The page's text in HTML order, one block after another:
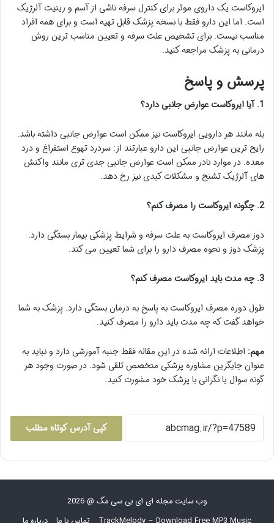
ایروکاست یک داروی موثر برای کنترل سرفه ناشی از آسم و رینیت آلرژیک
است. اما این دارو فقط با نسخه پزشک قابل تهیه است و برای همه افراد
مناسب نیست. برای تشخیص علت سرفه و تعیین مناسب ترین روش
درمانی به پزشک مراجعه کنید.
پرسش و پاسخ
1. آیا ایروکاست عوارض جانبی دارد؟
بله مانند هر دارویی ایروکاست نیز ممکن است عوارض جانبی داشته باشد.
رایج ترین عوارض جانبی این دارو عبارتند از: سردرد تهوع استفراغ و درد
معده. در موارد نادر ممکن است عوارض جانبی جدی تری مانند واکنش
های آلرژیک تشنج و مشکلات کبدی نیز رخ دهد.
2. چگونه ایروکاست را مصرف کنم؟
دوز مصرف ایروکاست به علت سرفه و شرایط پزشکی بیمار بستگی دارد.
پزشک دوز و نحوه مصرف دارو را برای شما تعیین می کند.
3. چه مدت باید ایروکاست مصرف کنم؟
طول دوره مصرف ایروکاست به پاسخ به درمان بستگی دارد. پزشک به شما
خواهد گفت که چه مدت باید دارو را مصرف کنید.
مهم: اطلاعات ارائه شده در این مقاله فقط جنبه آموزشی دارد و نباید به
عنوان جایگزین مشاوره پزشکی متخصص تلقی شود. در صورت وجود هر
گونه سوال یا نگرانی با پزشک خود مشورت کنید.
کپی آدرس کوتاه مطلب
وب سایت مجله ای ای بی سی مگ @ 2026